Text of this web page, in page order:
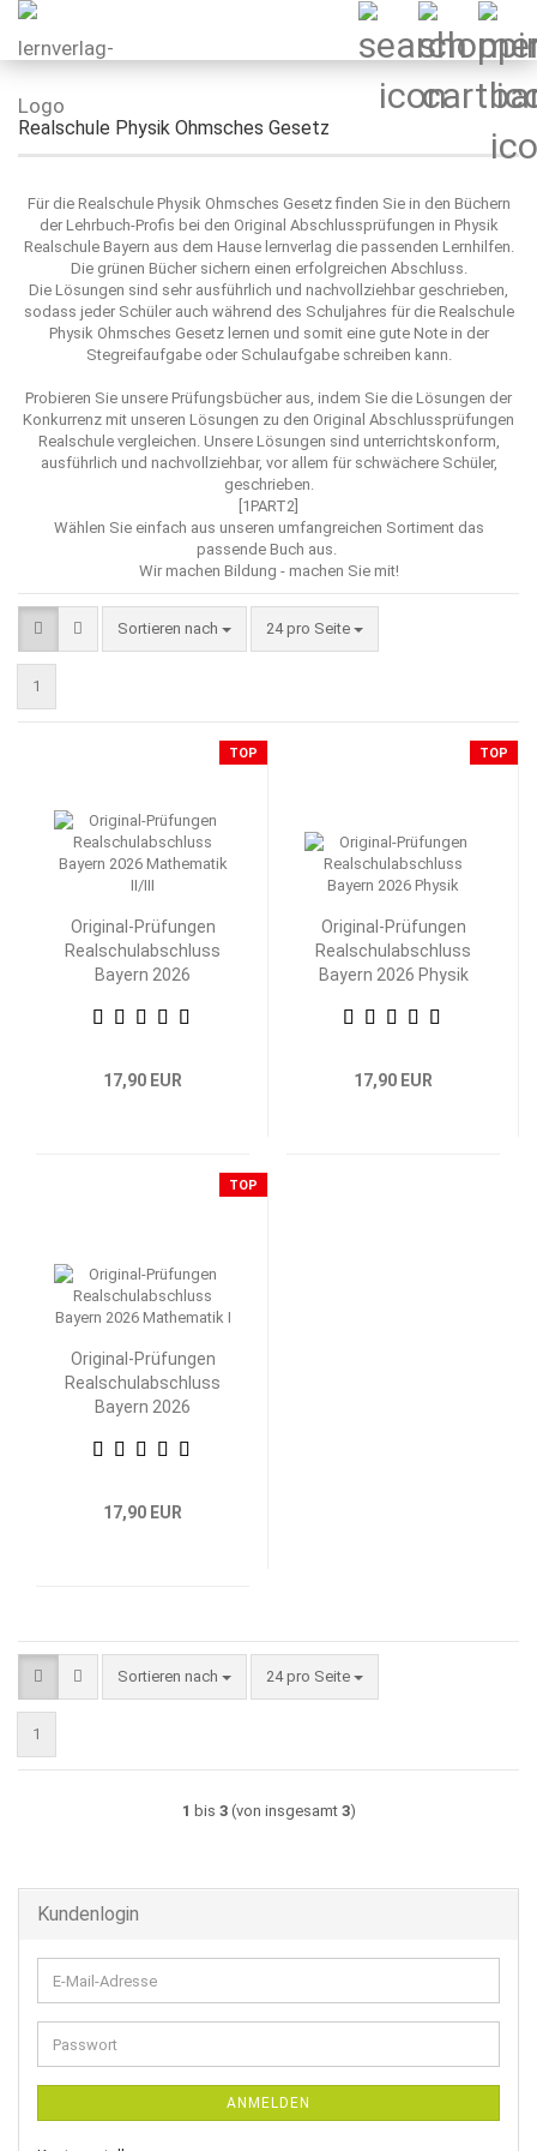
Realschule Physik Ohmsches Gesetz
Für die Realschule Physik Ohmsches Gesetz finden Sie in den Büchern
der Lehrbuch-Profis bei den Original Abschlussprüfungen in Physik
Realschule Bayern aus dem Hause lernverlag die passenden Lernhilfen.
Die grünen Bücher sichern einen erfolgreichen Abschluss.
Die Lösungen sind sehr ausführlich und nachvollziehbar geschrieben,
sodass jeder Schüler auch während des Schuljahres für die Realschule
Physik Ohmsches Gesetz lernen und somit eine gute Note in der
Stegreifaufgabe oder Schulaufgabe schreiben kann.
Probieren Sie unsere Prüfungsbücher aus, indem Sie die Lösungen der
Konkurrenz mit unseren Lösungen zu den Original Abschlussprüfungen
Realschule vergleichen. Unsere Lösungen sind unterrichtskonform,
ausführlich und nachvollziehbar, vor allem für schwächere Schüler,
geschrieben.
[1PART2]
Wählen Sie einfach aus unseren umfangreichen Sortiment das
passende Buch aus.
Wir machen Bildung - machen Sie mit!
Sortieren nach
Sortieren nach 24 pro Seite
pro Seite
1
TOP
Original-Prüfungen
Realschulabschluss
Bayern 2026
17,90 EUR
TOP
Original-Prüfungen
Realschulabschluss
Bayern 2026 Physik
17,90 EUR
TOP
Original-Prüfungen
Realschulabschluss
Bayern 2026
17,90 EUR
Sortieren nach
Sortieren nach 24 pro Seite
pro Seite
1
1 bis 3(von insgesamt 3)
Kundenlogin
E-
Mail-
Adresse
Passwort
ANMELDEN